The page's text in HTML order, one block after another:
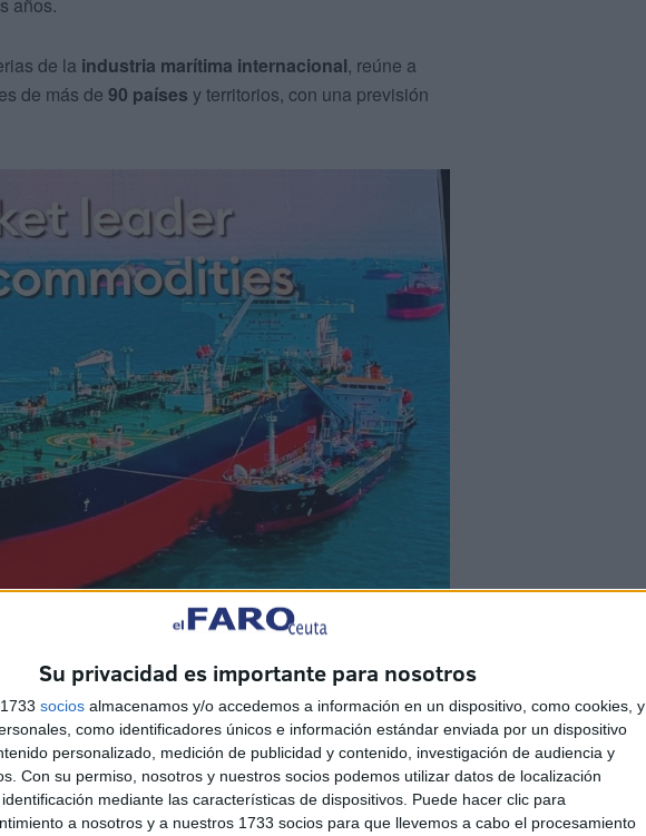
Su privacidad es importante para nosotros
socios almacenamos y/o accedemos a información en un dispositivo, como cookies, y
como identificadores únicos e información estándar enviada por un dispositivo
personalizado, medición de publicidad y contenido, investigación de audiencia y
Con su permiso, nosotros y nuestros socios podemos utilizar datos de localización
mediante las características de dispositivos. Puede hacer clic para
a nosotros y a nuestros 1733 socios para que llevemos a cabo el procesamiento
años.
de la industria marítima internacional, reúne a
de más de 90 países y territorios, con una previsión
Ceuta en nota de prensa, constituye un punto de